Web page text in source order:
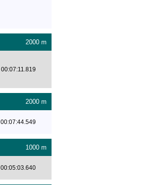
2000 m
00:07:11.819
2000 m
00:07:44.549
1000 m
00:05:03.640